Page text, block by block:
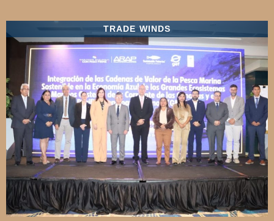
TRADE WINDS